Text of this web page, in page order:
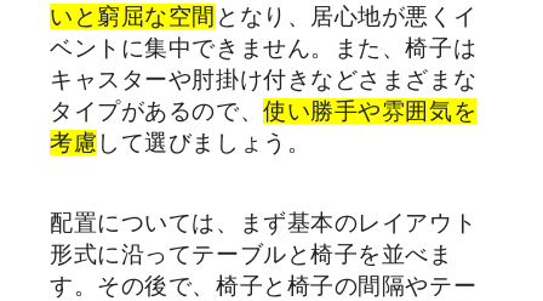
いと窮屈な空間 となり、居心地が悪くイ
ベントに集中できません。また、椅子は
キャスターや肘掛け付きなどさまざまな
タイプがあるので、使い勝手や雰囲気を
考慮 して選びましょう。
配置については、まず基本のレイアウト
形式に沿ってテーブルと椅子を並べま
す。その後で、椅子と椅子の間隔やテー